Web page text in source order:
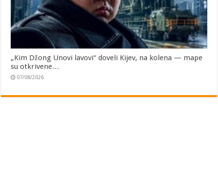
„Kim Džong Unovi lavovi“ doveli Kijev, na kolena — mape
su otkrivene…
07/08/2026